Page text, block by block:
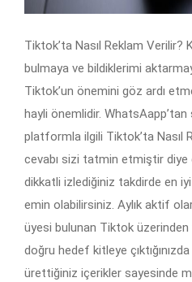
Tiktok’ta Nasıl Reklam Verilir?
bulmaya ve bildiklerimi
Tiktok’un önemini göz ardı
hayli önemlidir.
platformla ilgili Tiktok’ta Nasıl
cevabı sizi tatmin etmiştir diye
dikkatli izlediğiniz takdirde en
emin olabilirsiniz. Aylık aktif
üyesi bulunan Tiktok üzerinden
doğru hedef kitleye
ürettiğiniz içerikler sayesinde